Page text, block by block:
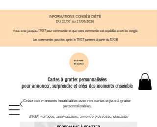
Cartes à gratter personnalisées
pour annoncer, surprendre et créer des moments ensemble
INFORMATIONS CONGÉS D'ÉTÉ
DU 21/07 au 17/08/2026
Vous avez jusqu'au 17/07 pour commander et que votre commande soit expédiée avant​ les congés
Les commandes passées après le 17/07partiront à partir du 17/08
EVJF, mariages, anniversaires, annonce grossesse, demande
Créez des moments inoubliables avec nos cartes et jeux à gratter
personnalisables.